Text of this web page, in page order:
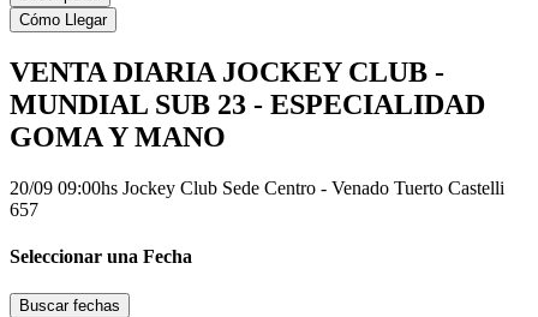
Cómo Llegar
VENTA DIARIA JOCKEY CLUB -
MUNDIAL SUB 23 - ESPECIALIDAD
GOMA Y MANO
20/09 09:00hs Jockey Club Sede Centro - Venado Tuerto Castelli
657
Seleccionar una Fecha
Buscar fechas